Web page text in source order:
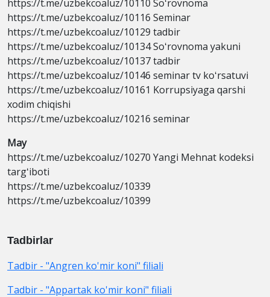
https://t.me/uzbekcoaluz/10110 Soʻrovnoma
https://t.me/uzbekcoaluz/10116 Seminar
https://t.me/uzbekcoaluz/10129 tadbir
https://t.me/uzbekcoaluz/10134 Soʻrovnoma yakuni
https://t.me/uzbekcoaluz/10137 tadbir
https://t.me/uzbekcoaluz/10146 seminar tv koʻrsatuvi
https://t.me/uzbekcoaluz/10161 Korrupsiyaga qarshi
xodim chiqishi
https://t.me/uzbekcoaluz/10216 seminar
May
https://t.me/uzbekcoaluz/10270 Yangi Mehnat kodeksi
targʻiboti
https://t.me/uzbekcoaluz/10339
https://t.me/uzbekcoaluz/10399
Tadbirlar
Tadbir - "Angren ko'mir koni" filiali
Tadbir - "Appartak ko'mir koni" filiali